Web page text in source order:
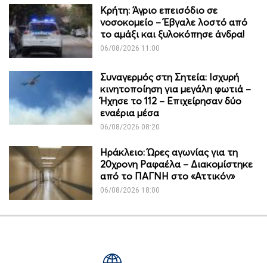
Κρήτη: Άγριο επεισόδιο σε
νοσοκομείο – Έβγαλε λοστό από
το αμάξι και ξυλοκόπησε άνδρα!
06/08/2026 11:00
Συναγερμός στη Σητεία: Ισχυρή
κινητοποίηση για μεγάλη φωτιά –
Ήχησε το 112 – Επιχείρησαν δύο
εναέρια μέσα
06/08/2026 08:20
Ηράκλειο: Ώρες αγωνίας για τη
20χρονη Ραφαέλα – Διακομίστηκε
από το ΠΑΓΝΗ στο «Αττικόν»
06/08/2026 18:00